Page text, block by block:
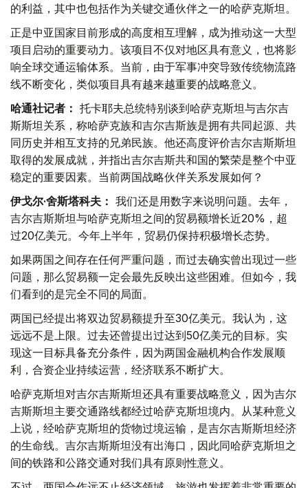
的利益，其中也包括作为关键交通伙伴之一的哈萨克斯坦。
正是中亚国家目前形成的高度相互理解，成为推动这一大型
项目启动的重要动力。该项目不仅对地区具有意义，也将影
响全球交通运输体系。当前，由于军事冲突导致传统物流路
线不断变化，类似项目具有越来越重要的战略意义。
哈通社记者： 托卡耶夫总统特别谈到哈萨克斯坦与吉尔吉
斯斯坦关系，称哈萨克族和吉尔吉斯族是拥有共同起源、共
同历史并相互支持的兄弟民族。他还高度评价吉尔吉斯斯坦
取得的发展成就，并指出吉尔吉斯共和国的繁荣是整个中亚
稳定的重要因素。当前两国战略伙伴关系发展如何？
伊戈尔·舍斯塔科夫： 我们还是用数字来说明问题。去年，
吉尔吉斯斯坦与哈萨克斯坦之间的贸易额增长近20%，超
过20亿美元。今年上半年，贸易仍保持积极增长态势。
如果两国之间存在任何严重问题，而过去确实曾出现过一些
问题，那么贸易额一定会最先反映出这些困难。但如今，我
们看到的是完全不同的局面。
两国已经提出将双边贸易额提升至30亿美元。我认为，这
远远不是上限。过去还曾提出过达到50亿美元的目标。实
现这一目标具备充分条件，因为两国金融机构合作发展顺
利，合资企业持续运营，经济联系不断扩大。
哈萨克斯坦对吉尔吉斯斯坦还具有重要战略意义，因为吉尔
吉斯斯坦主要交通路线都经过哈萨克斯坦境内。从某种意义
上说，经哈萨克斯坦的货物过境运输，是吉尔吉斯斯坦经济
的生命线。吉尔吉斯斯坦没有出海口，因此同哈萨克斯坦之
间的铁路和公路交通对我们具有原则性意义。